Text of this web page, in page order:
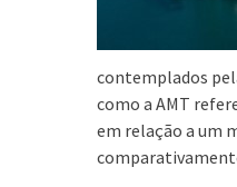
contemplados
como a AMT
em relação a um